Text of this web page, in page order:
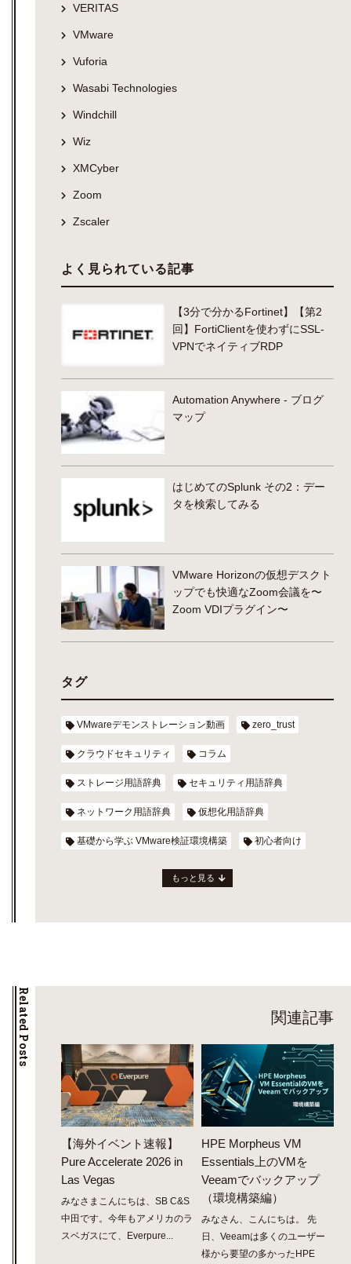
VERITAS
VMware
Vuforia
Wasabi Technologies
Windchill
Wiz
XMCyber
Zoom
Zscaler
よく見られている記事
【3分で分かるFortinet】【第2
回】FortiClientを使わずにSSL-
VPNでネイティブRDP
Automation Anywhere - ブログ
マップ
はじめてのSplunk その2：デー
タを検索してみる
VMware Horizonの仮想デスクト
ップでも快適なZoom会議を〜
Zoom VDIプラグイン〜
タグ
VMwareデモンストレーション動画 zero_trust
クラウドセキュリティ コラム
ストレージ用語辞典 セキュリティ用語辞典
ネットワーク用語辞典 仮想化用語辞典
基礎から学ぶ VMware検証環境構築 初心者向け
もっと見る
Related Posts 関連記事
【海外イベント速報】
Pure Accelerate 2026 in
Las Vegas
みなさまこんにちは、SB C&S
中田です。今年もアメリカのラ
スベガスにて、Everpure...
HPE Morpheus VM
Essentials上のVMを
Veeamでバックアップ
（環境構築編）
みなさん、こんにちは。 先
日、Veeamは多くのユーザー
様から要望の多かったHPE